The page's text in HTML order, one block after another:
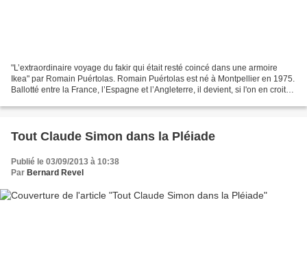
"L’extraordinaire voyage du fakir qui était resté coincé dans une armoire
Ikea" par Romain Puértolas. Romain Puértolas est né à Montpellier en 1975.
Ballotté entre la France, l’Espagne et l’Angleterre, il devient, si l'on en croit
Tout Claude Simon dans la Pléiade
Publié le 03/09/2013 à 10:38
Par Bernard Revel